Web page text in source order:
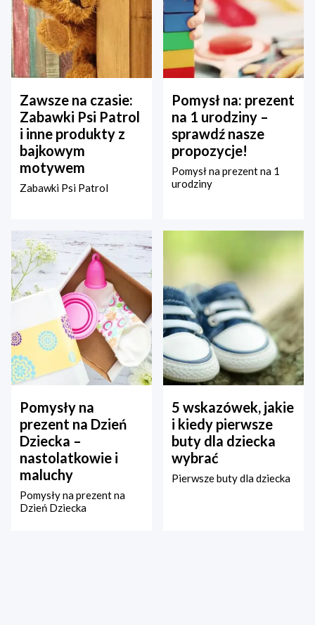
Zawsze na czasie:
Zabawki Psi Patrol
i inne produkty z
bajkowym
motywem
Zabawki Psi Patrol
Pomysł na: prezent
na 1 urodziny –
sprawdź nasze
propozycje!
Pomysł na prezent na 1
urodziny
Pomysły na
prezent na Dzień
Dziecka –
nastolatkowie i
maluchy
Pomysły na prezent na
Dzień Dziecka
5 wskazówek, jakie
i kiedy pierwsze
buty dla dziecka
wybrać
Pierwsze buty dla dziecka